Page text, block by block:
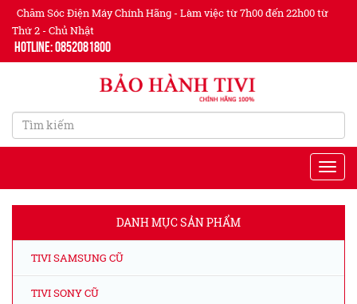
Chăm Sóc Điện Máy Chính Hãng - Làm việc từ 7h00 đến 22h00 từ
Thứ 2 - Chủ Nhật
Hotline: 0852081800
DANH MỤC SẢN PHẨM
TIVI SAMSUNG CŨ
TIVI SONY CŨ